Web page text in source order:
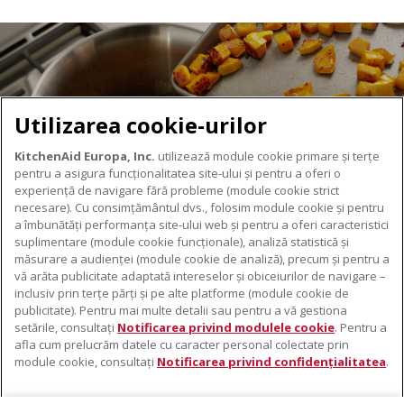
DESPRE KITCHENAID
Despre KitchenAid
Istoria mărcii
ODR
PRODUSELE NOASTRE
Electrocasnice mici
Accesorii pentru produse
SUPORT
De unde cumpărați
Localizator centre de service
Utilizarea cookie-urilor
KitchenAid Europa, Inc. utilizează module cookie primare și terțe
pentru a asigura funcționalitatea site-ului și pentru a oferi o
experiență de navigare fără probleme (module cookie strict
necesare). Cu consimțământul dvs., folosim module cookie și pentru
a îmbunătăți performanța site-ului web și pentru a oferi caracteristici
suplimentare (module cookie funcționale), analiză statistică și
măsurare a audienței (module cookie de analiză), precum și pentru a
vă arăta publicitate adaptată intereselor și obiceiurilor de navigare –
inclusiv prin terțe părți și pe alte platforme (module cookie de
publicitate). Pentru mai multe detalii sau pentru a vă gestiona
setările, consultați Notificarea privind modulele cookie. Pentru a
afla cum prelucrăm datele cu caracter personal colectate prin
module cookie, consultați Notificarea privind confidențialitatea.